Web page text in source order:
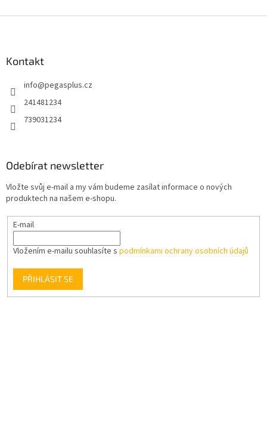
Kontakt
info@pegasplus.cz
241481234
739031234
Odebírat newsletter
Vložte svůj e-mail a my vám budeme zasílat informace o nových
produktech na našem e-shopu.
E-mail
Vložením e-mailu souhlasíte s podmínkami ochrany osobních údajů
PŘIHLÁSIT SE